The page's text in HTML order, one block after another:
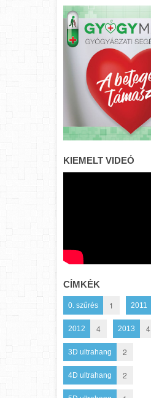
KIEMELT VIDEÓ
CÍMKÉK
0. szűrés 1 2011
2012 4 2013 4
3D ultrahang 2
4D ultrahang 2